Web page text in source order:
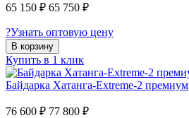
65 150 ₽ 65 750 ₽
?Узнать оптовую цену
В корзину
Купить в 1 клик
Байдарка Хатанга-Extreme-2 премиум
76 600 ₽ 77 800 ₽